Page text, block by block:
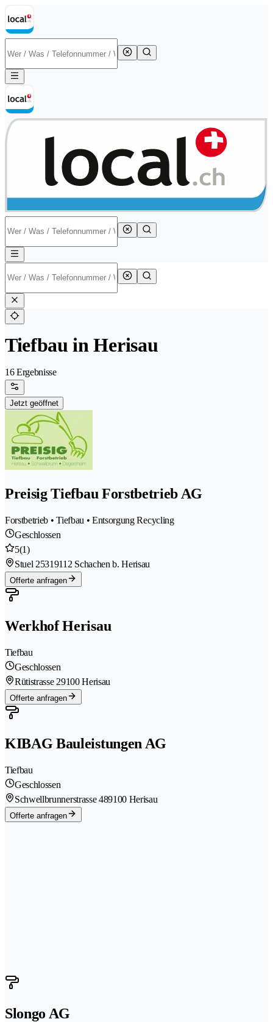
Tiefbau in Herisau
16 Ergebnisse
Jetzt geöffnet
Preisig Tiefbau Forstbetrieb AG
Forstbetrieb • Tiefbau • Entsorgung Recycling
Geschlossen
5(1)
Stuel 25319112 Schachen b. Herisau
Offerte anfragen
Werkhof Herisau
Tiefbau
Geschlossen
Rütistrasse 29100 Herisau
Offerte anfragen
KIBAG Bauleistungen AG
Tiefbau
Geschlossen
Schwellbrunnerstrasse 489100 Herisau
Offerte anfragen
Slongo AG